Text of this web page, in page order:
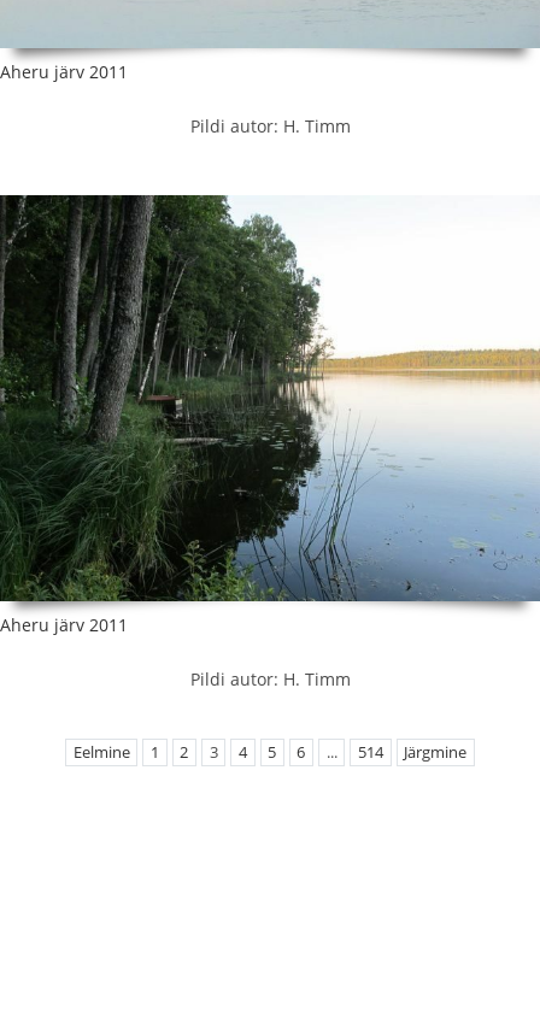
Aheru järv 2011
Pildi autor: H. Timm
Aheru järv 2011
Pildi autor: H. Timm
Eelmine 1 2 3 4 5 6 ... 514 Järgmine